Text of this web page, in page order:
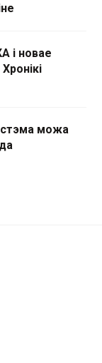
і новае
можа